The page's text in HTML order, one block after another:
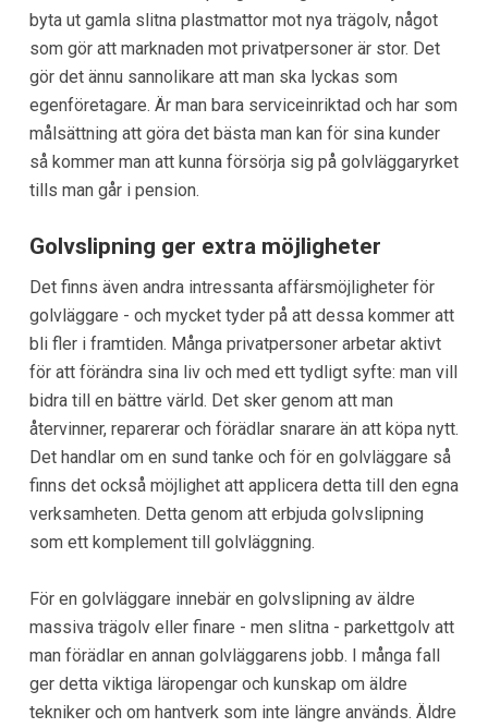
byta ut gamla slitna plastmattor mot nya trägolv, något
som gör att marknaden mot privatpersoner är stor. Det
gör det ännu sannolikare att man ska lyckas som
egenföretagare. Är man bara serviceinriktad och har som
målsättning att göra det bästa man kan för sina kunder
så kommer man att kunna försörja sig på golvläggaryrket
tills man går i pension.
Golvslipning ger extra möjligheter
Det finns även andra intressanta affärsmöjligheter för
golvläggare - och mycket tyder på att dessa kommer att
bli fler i framtiden. Många privatpersoner arbetar aktivt
för att förändra sina liv och med ett tydligt syfte: man vill
bidra till en bättre värld. Det sker genom att man
återvinner, reparerar och förädlar snarare än att köpa nytt.
Det handlar om en sund tanke och för en golvläggare så
finns det också möjlighet att applicera detta till den egna
verksamheten. Detta genom att erbjuda golvslipning
som ett komplement till golvläggning.
För en golvläggare innebär en golvslipning av äldre
massiva trägolv eller finare - men slitna - parkettgolv att
man förädlar en annan golvläggarens jobb. I många fall
ger detta viktiga läropengar och kunskap om äldre
tekniker och om hantverk som inte längre används. Äldre